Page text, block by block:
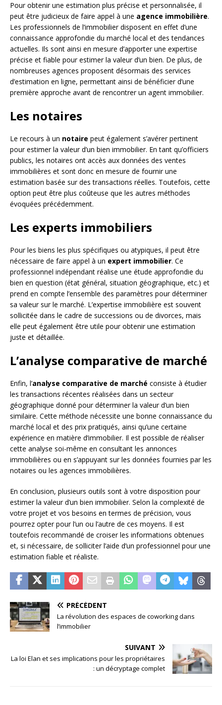
Pour obtenir une estimation plus précise et personnalisée, il
peut être judicieux de faire appel à une agence immobilière.
Les professionnels de l’immobilier disposent en effet d’une
connaissance approfondie du marché local et des tendances
actuelles. Ils sont ainsi en mesure d’apporter une expertise
précise et fiable pour estimer la valeur d’un bien. De plus, de
nombreuses agences proposent désormais des services
d’estimation en ligne, permettant ainsi de bénéficier d’une
première approche avant de rencontrer un agent immobilier.
Les notaires
Le recours à un notaire peut également s’avérer pertinent
pour estimer la valeur d’un bien immobilier. En tant qu’officiers
publics, les notaires ont accès aux données des ventes
immobilières et sont donc en mesure de fournir une
estimation basée sur des transactions réelles. Toutefois, cette
option peut être plus coûteuse que les autres méthodes
évoquées précédemment.
Les experts immobiliers
Pour les biens les plus spécifiques ou atypiques, il peut être
nécessaire de faire appel à un expert immobilier. Ce
professionnel indépendant réalise une étude approfondie du
bien en question (état général, situation géographique, etc.) et
prend en compte l’ensemble des paramètres pour déterminer
sa valeur sur le marché. L’expertise immobilière est souvent
sollicitée dans le cadre de successions ou de divorces, mais
elle peut également être utile pour obtenir une estimation
juste et détaillée.
L’analyse comparative de marché
Enfin, l’analyse comparative de marché consiste à étudier
les transactions récentes réalisées dans un secteur
géographique donné pour déterminer la valeur d’un bien
similaire. Cette méthode nécessite une bonne connaissance du
marché local et des prix pratiqués, ainsi qu’une certaine
expérience en matière d’immobilier. Il est possible de réaliser
cette analyse soi-même en consultant les annonces
immobilières ou en s’appuyant sur les données fournies par les
notaires ou les agences immobilières.
En conclusion, plusieurs outils sont à votre disposition pour
estimer la valeur d’un bien immobilier. Selon la complexité de
votre projet et vos besoins en termes de précision, vous
pourrez opter pour l’un ou l’autre de ces moyens. Il est
toutefois recommandé de croiser les informations obtenues
et, si nécessaire, de solliciter l’aide d’un professionnel pour une
estimation fiable et réaliste.
PRÉCÉDENT
La révolution des espaces de coworking dans
l’immobilier
SUIVANT
La loi Elan et ses implications pour les propriétaires
: un décryptage complet